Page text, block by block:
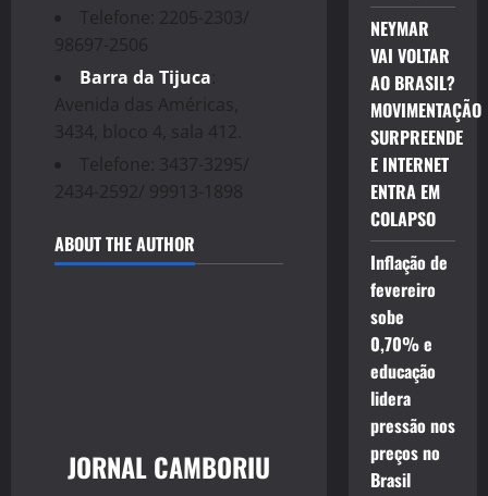
Telefone: 2205-2303/
98697-2506
Barra da Tijuca
Avenida das Américas,
3434, bloco 4, sala 412.
Telefone: 3437-3295/
2434-2592/ 99913-1898
ABOUT THE AUTHOR
JORNAL CAMBORIU
NEYMAR
VAI VOLTAR
AO BRASIL?
MOVIMENTAÇÃO
SURPREENDE
E INTERNET
ENTRA EM
COLAPSO
Inflação de
fevereiro
sobe
0,70% e
educação
lidera
pressão nos
preços no
Brasil